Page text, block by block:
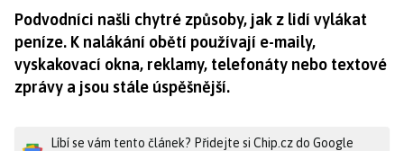
Podvodníci našli chytré způsoby, jak z lidí vylákat
peníze. K nalákání obětí používají e-maily,
vyskakovací okna, reklamy, telefonáty nebo textové
zprávy a jsou stále úspěšnější.
Líbí se vám tento článek? Přidejte si Chip.cz do Google